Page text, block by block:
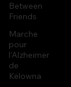
Between
Friends
Marche
pour
l’Alzheimer
de
Kelowna